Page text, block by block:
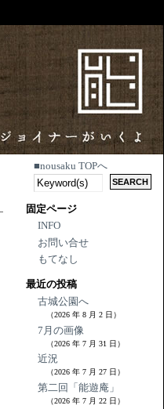
■nousaku TOPへ
固定ページ
INFO
お問い合せ
もてなし
最近の投稿
古城公園へ
（2026 年 8 月 2 日）
7月の画像
（2026 年 7 月 31 日）
近況
（2026 年 7 月 27 日）
第二回「能遊庵」
（2026 年 7 月 22 日）